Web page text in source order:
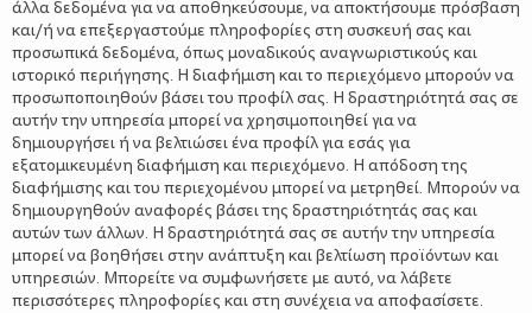
άλλα δεδομένα για να αποθηκεύσουμε, να αποκτήσουμε πρόσβαση
και/ή να επεξεργαστούμε πληροφορίες στη συσκευή σας και
προσωπικά δεδομένα, όπως μοναδικούς αναγνωριστικούς και
ιστορικό περιήγησης. Η διαφήμιση και το περιεχόμενο μπορούν να
προσωποποιηθούν βάσει του προφίλ σας. Η δραστηριότητά σας σε
αυτήν την υπηρεσία μπορεί να χρησιμοποιηθεί για να
δημιουργήσει ή να βελτιώσει ένα προφίλ για εσάς για
εξατομικευμένη διαφήμιση και περιεχόμενο. Η απόδοση της
διαφήμισης και του περιεχομένου μπορεί να μετρηθεί. Μπορούν να
δημιουργηθούν αναφορές βάσει της δραστηριότητάς σας και
αυτών των άλλων. Η δραστηριότητά σας σε αυτήν την υπηρεσία
μπορεί να βοηθήσει στην ανάπτυξη και βελτίωση προϊόντων και
υπηρεσιών. Μπορείτε να συμφωνήσετε με αυτό, να λάβετε
περισσότερες πληροφορίες και στη συνέχεια να αποφασίσετε.